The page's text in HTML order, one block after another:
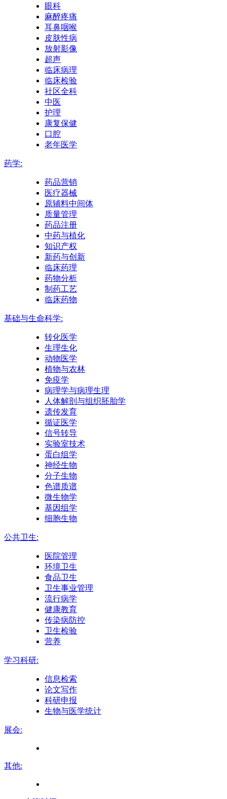
眼科
麻醉疼痛
耳鼻咽喉
皮肤性病
放射影像
超声
临床病理
临床检验
社区全科
中医
护理
康复保健
口腔
老年医学
药学:
药品营销
医疗器械
原辅料中间体
质量管理
药品注册
中药与植化
知识产权
新药与创新
临床药理
药物分析
制药工艺
临床药物
基础与生命科学:
转化医学
生理生化
动物医学
植物与农林
免疫学
病理学与病理生理
人体解剖与组织胚胎学
遗传发育
循证医学
信号转导
实验室技术
蛋白组学
神经生物
分子生物
色谱质谱
微生物学
基因组学
细胞生物
公共卫生:
医院管理
环境卫生
食品卫生
卫生事业管理
流行病学
健康教育
传染病防控
卫生检验
营养
学习科研:
信息检索
论文写作
科研申报
生物与医学统计
展会:
其他: